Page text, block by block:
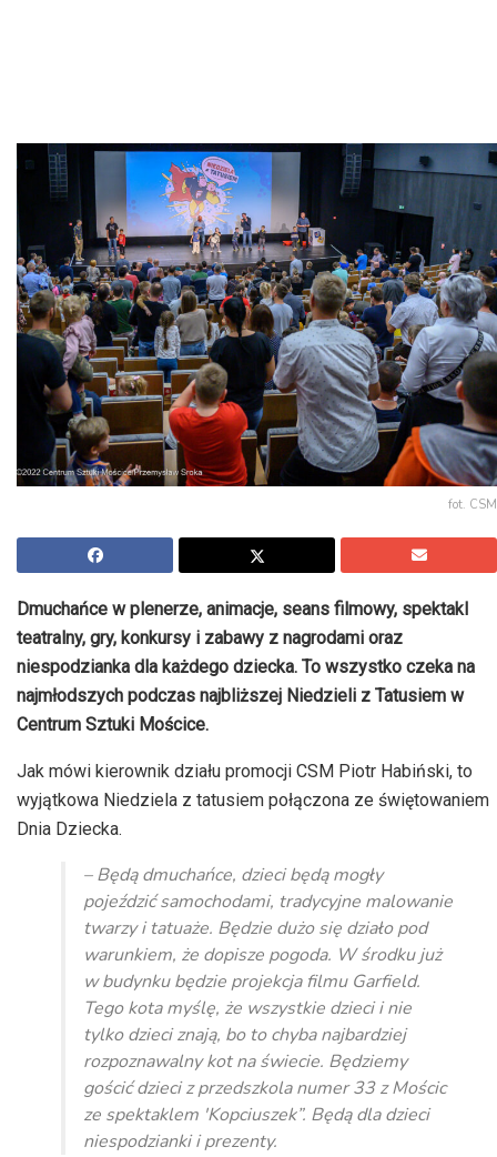
fot. CSM
Dmuchańce w plenerze, animacje, seans filmowy, spektakl
teatralny, gry, konkursy i zabawy z nagrodami oraz
niespodzianka dla każdego dziecka. To wszystko czeka na
najmłodszych podczas najbliższej Niedzieli z Tatusiem w
Centrum Sztuki Mościce.
Jak mówi kierownik działu promocji CSM Piotr Habiński, to
wyjątkowa Niedziela z tatusiem połączona ze świętowaniem
Dnia Dziecka.
– Będą dmuchańce, dzieci będą mogły
pojeździć samochodami, tradycyjne malowanie
twarzy i tatuaże. Będzie dużo się działo pod
warunkiem, że dopisze pogoda. W środku już
w budynku będzie projekcja filmu Garfield.
Tego kota myślę, że wszystkie dzieci i nie
tylko dzieci znają, bo to chyba najbardziej
rozpoznawalny kot na świecie. Będziemy
gościć dzieci z przedszkola numer 33 z Mościc
ze spektaklem 'Kopciuszek”. Będą dla dzieci
niespodzianki i prezenty.